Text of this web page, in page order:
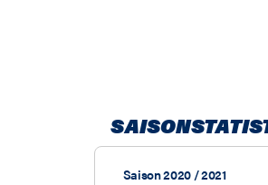
Saison 2020 / 2021